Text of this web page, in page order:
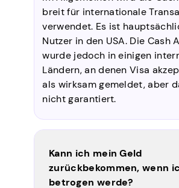
breit für internationale
verwendet. Es ist
Nutzer in den USA. Die Cash
wurde jedoch in einigen
Ländern, an denen Visa
als wirksam gemeldet, aber
nicht garantiert.
Kann ich mein Geld
zurückbekommen, wenn
betrogen werde?